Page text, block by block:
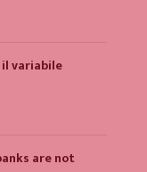
variabile
are not